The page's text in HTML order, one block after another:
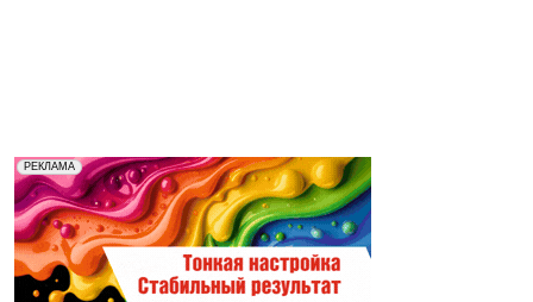
РЕКЛАМА
Реклама. Рекламодатель ООО "Передовые Системы
Печати" erid: 2SDnjd2d4Qz